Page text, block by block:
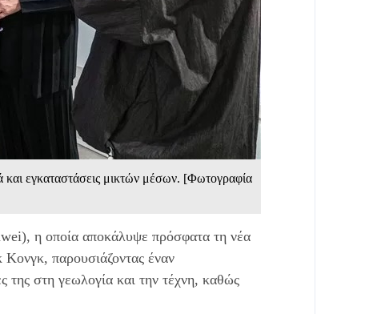
εγκαταστάσεις μικτών μέσων. [Φωτογραφία
η οποία αποκάλυψε πρόσφατα τη νέα
παρουσιάζοντας έναν
της στη γεωλογία και την τέχνη, καθώς